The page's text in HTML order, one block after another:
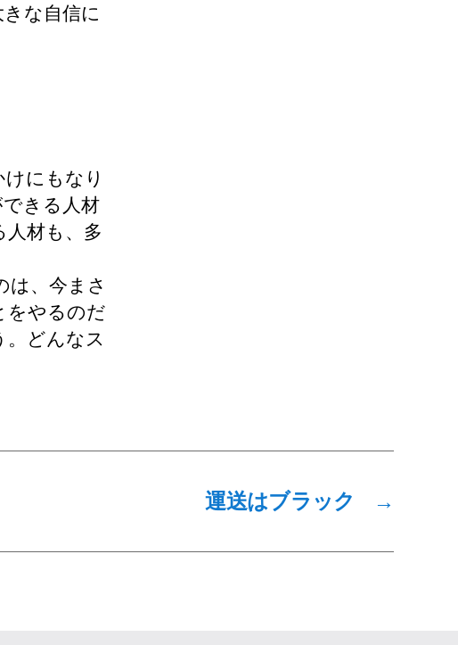
な自信に
にもなり
きる人材
材も、多
は、今まさ
をやるのだ
どんなス
→
運送はブラック